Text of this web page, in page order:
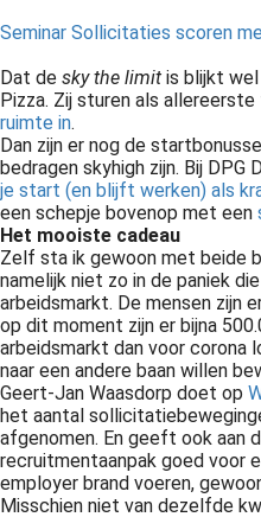
Seminar Sollicitaties scoren
Dat de sky the limit is blijkt wel
Pizza. Zij sturen als
ruimte in.
Dan zijn er nog de
bedragen skyhigh zijn. Bij
je start (en blijft werken) als
een schepje bovenop met een
Het mooiste cadeau
Zelf sta ik gewoon met beide
namelijk niet zo in de paniek
arbeidsmarkt. De mensen zijn
op dit moment zijn er bijna
arbeidsmarkt dan voor corona
naar een andere baan willen
Geert-Jan Waasdorp doet op
het aantal
afgenomen. En geeft ook aan
recruitmentaanpak goed voor
employer brand voeren,
Misschien niet van dezelfde